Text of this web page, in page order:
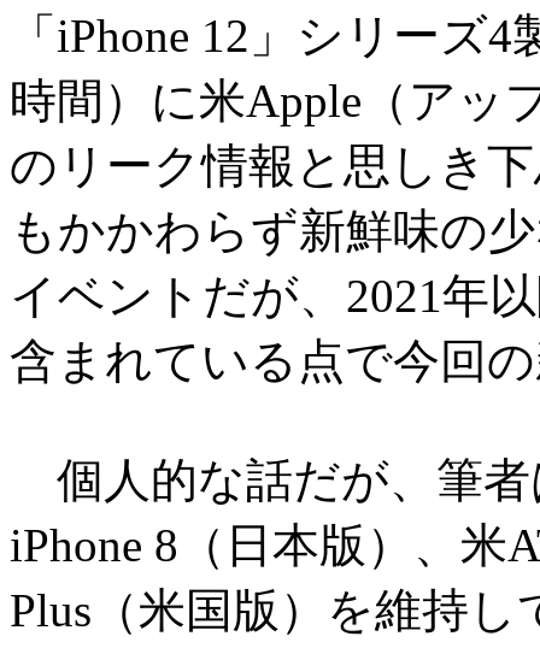
「iPhone 12」シリーズ
時間）に米Apple（アッ
のリーク情報と思しき
もかかわらず新鮮味の
イベントだが、2021年
含まれている点で今回
個人的な話だが、筆
iPhone 8（日本版）、米
Plus（米国版）を維持